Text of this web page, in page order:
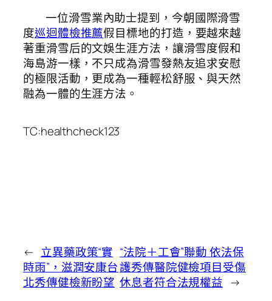
一位滑雪業內助士提到，今朝國際滑雪
度巡迴體檢推薦假目標地的打造，要越來越
著重滑雪后的文娛生涯方法，讓滑雪度假和
海島游一樣，不只成為滑雪發熱友追求安慰
的極限活動，更成為一種輕松舒服、與天然
融為一體的生涯方法。
TC:healthcheck123
← 立異藥政策“實
時雨”，滋潤安康台
北秀傳健檢新盼望
“法院＋工會”聯動 依法保
護秀傳醫院健檢項目受傷
休息者符合法規權益 →